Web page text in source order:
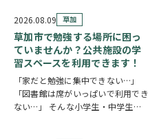
2026.08.09 草加
草加市で勉強する場所に困っ
ていませんか？公共施設の学
習スペースを利用できます！
「家だと勉強に集中できない…」
「図書館は席がいっぱいで利用でき
ない…」 そんな小学生・中学生・